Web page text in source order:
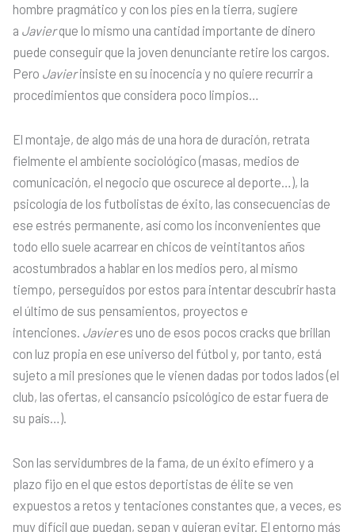
hombre pragmático y con los pies en la tierra, sugiere
a Javierque lo mismo una cantidad importante de dinero
puede conseguir que la joven denunciante retire los cargos.
Pero Javierinsiste en su inocencia y no quiere recurrir a
procedimientos que considera poco limpios…
El montaje, de algo más de una hora de duración, retrata
fielmente el ambiente sociológico (masas, medios de
comunicación, el negocio que oscurece al deporte…), la
psicología de los futbolistas de éxito, las consecuencias de
ese estrés permanente, así como los inconvenientes que
todo ello suele acarrear en chicos de veintitantos años
acostumbrados a hablar en los medios pero, al mismo
tiempo, perseguidos por estos para intentar descubrir hasta
el último de sus pensamientos, proyectos e
intenciones. Javieres uno de esos pocos cracks que brillan
con luz propia en ese universo del fútbol y, por tanto, está
sujeto a mil presiones que le vienen dadas por todos lados (el
club, las ofertas, el cansancio psicológico de estar fuera de
su país…).
Son las servidumbres de la fama, de un éxito efímero y a
plazo fijo en el que estos deportistas de élite se ven
expuestos a retos y tentaciones constantes que, a veces, es
muy difícil que puedan, sepan y quieran evitar. El entorno más